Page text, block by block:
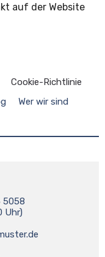
auf der Website
Cookie-Richtlinie
Wer wir sind
5058
Uhr)